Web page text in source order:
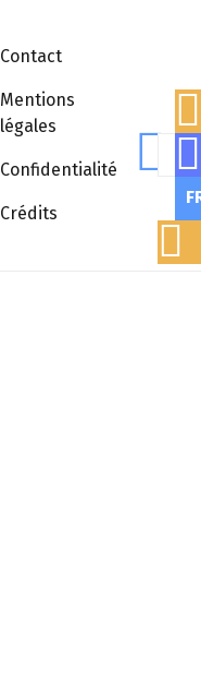
Contact
Mentions
légales
Confidentialité
Crédits